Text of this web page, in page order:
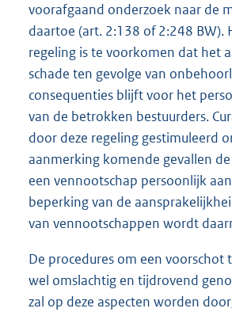
voorafgaand onderzoek naar de
daartoe (art. 2:138 of 2:248 BW).
regeling is te voorkomen dat het
schade ten gevolge van
consequenties blijft voor het
van de betrokken bestuurders.
door deze regeling gestimuleerd
aanmerking komende gevallen
een vennootschap persoonlijk
beperking van de
van vennootschappen wordt
De procedures om een voorschot
wel omslachtig en tijdrovend
zal op deze aspecten worden